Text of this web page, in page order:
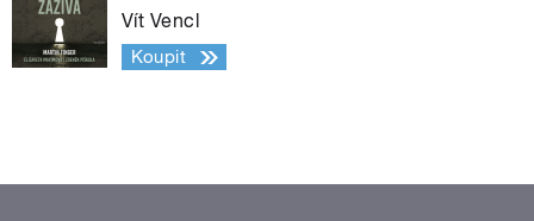
Vít Vencl
Koupit